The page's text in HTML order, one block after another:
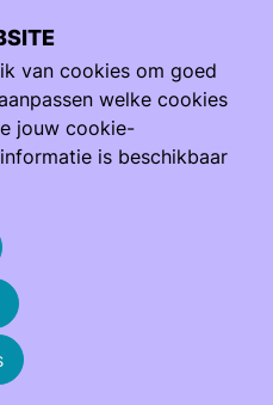
Ontdek eerst je skills...
Ontdek eerst je skills...
je later wilt worden?’ vast
vraag, zeker als je geen
en de keuze ook nog eens
Waar word jij gelukkig van?
wat wil je vooral niet,
ook heel goed…
welk type ben jij?
van cookies om goed
welke cookies
jouw cookie-
is beschikbaar